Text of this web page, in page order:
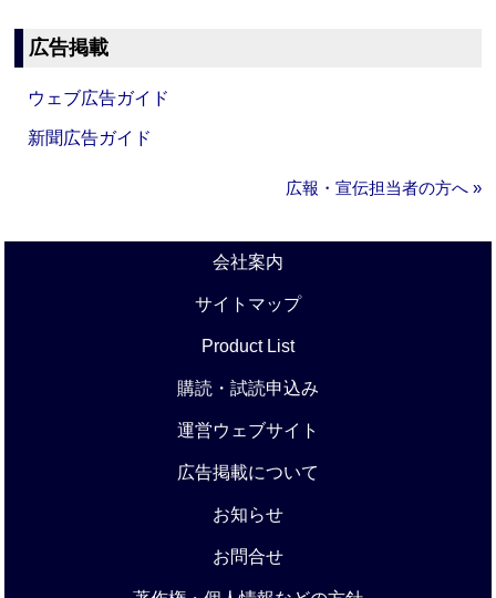
広告掲載
ウェブ広告ガイド
新聞広告ガイド
広報・宣伝担当者の方へ »
会社案内
サイトマップ
Product List
購読・試読申込み
運営ウェブサイト
広告掲載について
お知らせ
お問合せ